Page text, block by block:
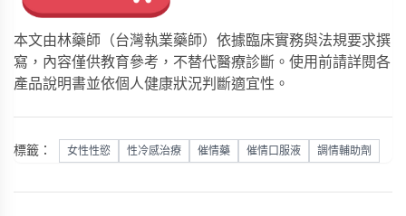
本文由林藥師（台灣執業藥師）依據臨床實務與法規要求撰
寫，內容僅供教育參考，不替代醫療診斷。使用前請詳閱各
產品說明書並依個人健康狀況判斷適宜性。
標籤： 女性性慾 性冷感治療 催情藥 催情口服液 調情輔助劑